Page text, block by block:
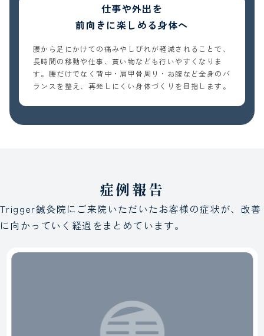
仕事や外出を
前向きに楽しめる身体へ
腰から足にかけての痛みやしびれが軽減されることで、
長時間の移動や仕事、買い物なども行いやすくなりま
す。腰だけでなく背中・肩甲骨周り・お腹など全身のバ
ランスを整え、再発しにくい身体づくりを目指します。
症例報告
Trigger鍼灸院にご来院いただいたお客様の症状が、 改善
に向かっていく経過をまとめています。